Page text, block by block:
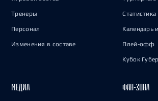
Тренеры
Персонал
Изменения в составе
Календарь
Плей-офф
Кубок
МЕДИА ФАН-ЗОНА